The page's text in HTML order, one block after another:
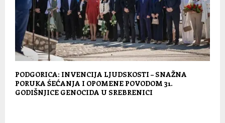
PODGORICA: INVENCIJA LJUDSKOSTI – SNAŽNA
PORUKA ŚEĆANJA I OPOMENE POVODOM 31.
GODIŠNJICE GENOCIDA U SREBRENICI